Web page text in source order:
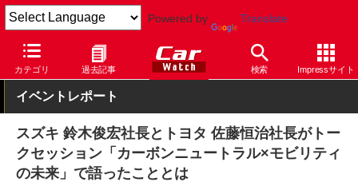
Powered by Translate
カテゴリ 過去記事 検索 Impressサイト
Car Watch 自動車
イベントレポート
スズキ 鈴木俊宏社長とトヨタ 佐藤恒治社長がトー
クセッション「カーボンニュートラル×モビリティ
の未来」で語ったこととは